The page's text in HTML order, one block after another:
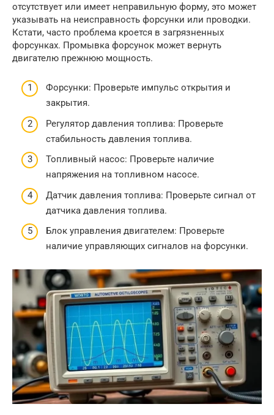
отсутствует или имеет неправильную форму, это может
указывать на неисправность форсунки или проводки.
Кстати, часто проблема кроется в загрязненных
форсунках. Промывка форсунок может вернуть
двигателю прежнюю мощность.
Форсунки: Проверьте импульс открытия и
закрытия.
Регулятор давления топлива: Проверьте
стабильность давления топлива.
Топливный насос: Проверьте наличие
напряжения на топливном насосе.
Датчик давления топлива: Проверьте сигнал от
датчика давления топлива.
Блок управления двигателем: Проверьте
наличие управляющих сигналов на форсунки.